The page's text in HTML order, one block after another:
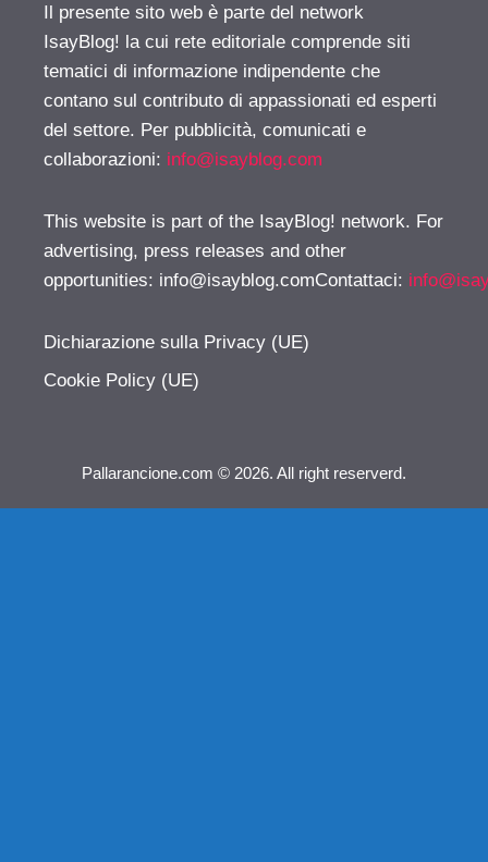
Il presente sito web è parte del network
IsayBlog! la cui rete editoriale comprende siti
tematici di informazione indipendente che
contano sul contributo di appassionati ed esperti
del settore. Per pubblicità, comunicati e
collaborazioni: info@isayblog.com
This website is part of the IsayBlog! network. For
advertising, press releases and other
opportunities: info@isayblog.comContattaci:
Dichiarazione sulla Privacy (UE)
Cookie Policy (UE)
Pallarancione.com © 2026. All right reserverd.